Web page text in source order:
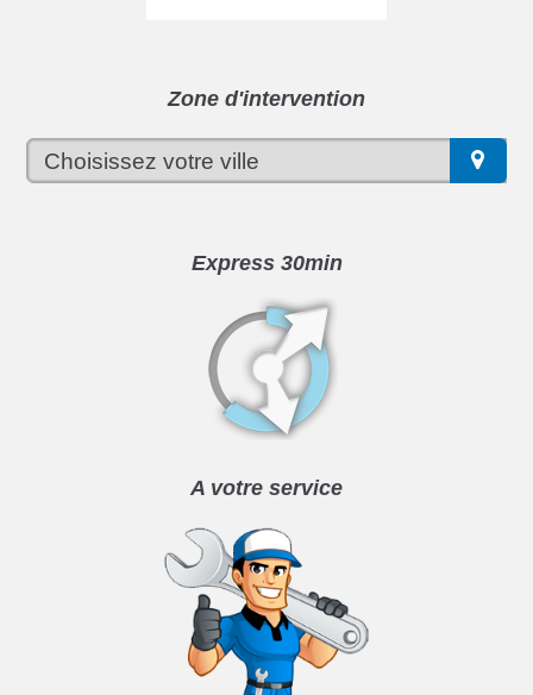
Zone d'intervention
Express 30min
A votre service